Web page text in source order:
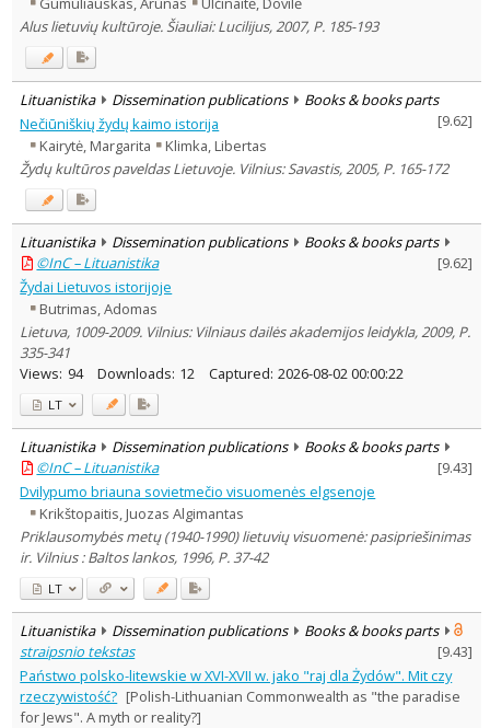
Alus lietuvių kultūroje. Šiauliai: Lucilijus, 2007, P. 185-193
Lituanistika Dissemination publications
Books & books parts
[9.62]
Nečiūniškių žydų kaimo istorija
Kairytė, Margarita
Klimka, Libertas
Žydų kultūros paveldas Lietuvoje. Vilnius: Savastis, 2005, P. 165-172
Lituanistika Dissemination publications
Books & books parts
©InC – Lituanistika
[9.62]
Žydai Lietuvos istorijoje
Butrimas, Adomas
Lietuva, 1009-2009. Vilnius: Vilniaus dailės akademijos leidykla, 2009, P.
335-341
Views: 94 Downloads: 12 Captured: 2026-08-02 00:00:22
LT
Lituanistika Dissemination publications
Books & books parts
©InC – Lituanistika
[9.43]
Dvilypumo briauna sovietmečio visuomenės elgsenoje
Krikštopaitis, Juozas Algimantas
Priklausomybės metų (1940-1990) lietuvių visuomenė: pasipriešinimas
ir. Vilnius : Baltos lankos, 1996, P. 37-42
LT
Lituanistika Dissemination publications
Books & books parts
straipsnio tekstas
[9.43]
Państwo polsko-litewskie w XVI-XVII w. jako "raj dla Żydów". Mit czy
rzeczywistość? [Polish-Lithuanian Commonwealth as "the paradise
for Jews". A myth or reality?]